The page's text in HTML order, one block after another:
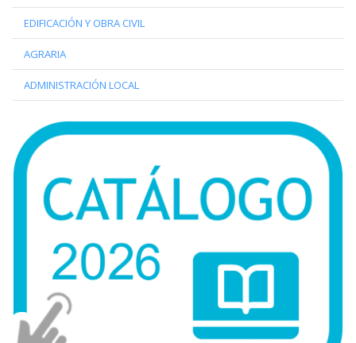
EDIFICACIÓN Y OBRA CIVIL
AGRARIA
ADMINISTRACIÓN LOCAL